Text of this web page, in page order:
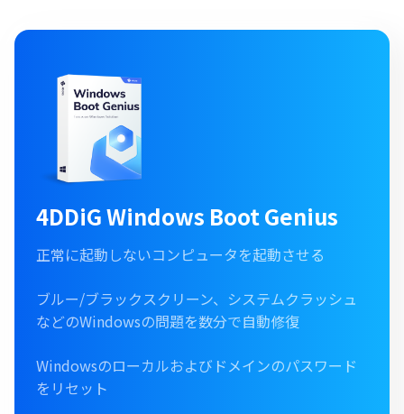
4DDiG Windows Boot Genius
正常に起動しないコンピュータを起動させる
ブルー/ブラックスクリーン、システムクラッシュ
などのWindowsの問題を数分で自動修復
Windowsのローカルおよびドメインのパスワード
をリセット